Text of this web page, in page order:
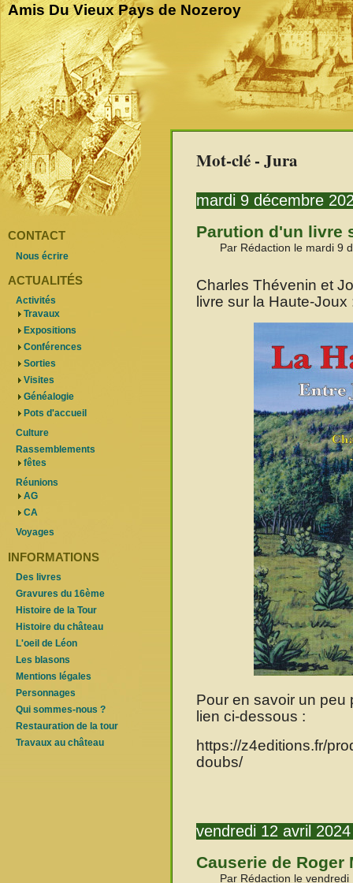
Amis Du Vieux Pays de Nozeroy
Mot-clé - Jura
mardi 9 décembre
Parution d'un livre
Par Rédaction le mardi 9
Charles Thévenin et
livre sur la Haute-Joux
Pour en savoir un peu
lien ci-dessous :
https://z4editions.fr/
doubs/
vendredi 12 avril 2024
Causerie de Roger
Par Rédaction le
CONTACT
Nous écrire
ACTUALITÉS
Activités
Travaux
Expositions
Conférences
Sorties
Visites
Généalogie
Pots d'accueil
Culture
Rassemblements
fêtes
Réunions
AG
CA
Voyages
INFORMATIONS
Des livres
Gravures du 16ème
Histoire de la Tour
Histoire du château
L'oeil de Léon
Les blasons
Mentions légales
Personnages
Qui sommes-nous ?
Restauration de la tour
Travaux au château